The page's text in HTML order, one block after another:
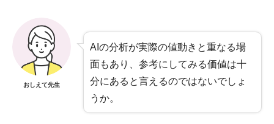
おしえて先生
AIの分析が実際の値動きと重なる場
面もあり、参考にしてみる価値は十
分にあると言えるのではないでしょ
うか。